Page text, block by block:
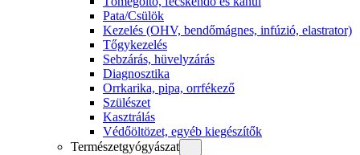
Pata/Csülök
Kezelés (OHV, bendőmágnes, infúzió, elastrator)
Tőgykezelés
Sebzárás, hüvelyzárás
Diagnosztika
Orrkarika, pipa, orrfékező
Szülészet
Kasztrálás
Védőöltözet, egyéb kiegészítők
Természetgyógyászat